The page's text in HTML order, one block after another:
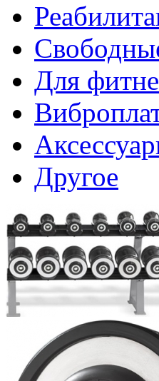
Для
Другое